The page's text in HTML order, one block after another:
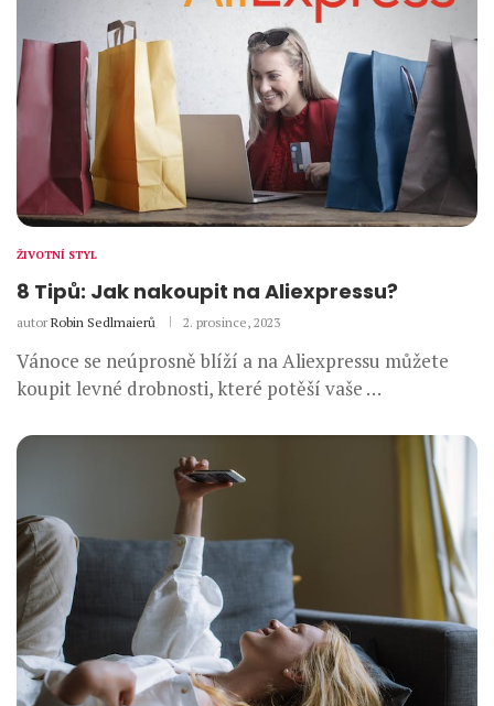
ŽIVOTNÍ STYL
8 Tipů: Jak nakoupit na Aliexpressu?
autor Robin Sedlmaierů 2. prosince, 2023
Vánoce se neúprosně blíží a na Aliexpressu můžete
koupit levné drobnosti, které potěší vaše …